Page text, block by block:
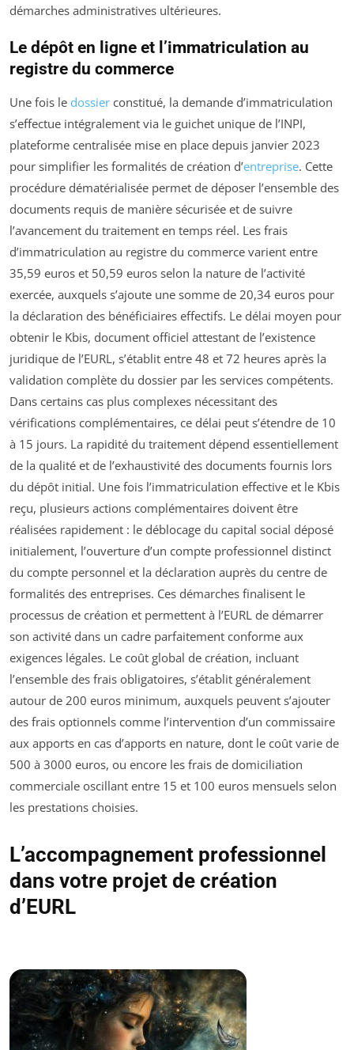
démarches administratives ultérieures.
Le dépôt en ligne et l’immatriculation au
registre du commerce
Une fois le dossier constitué, la demande d’immatriculation
s’effectue intégralement via le guichet unique de l’INPI,
plateforme centralisée mise en place depuis janvier 2023
pour simplifier les formalités de création d’entreprise. Cette
procédure dématérialisée permet de déposer l’ensemble des
documents requis de manière sécurisée et de suivre
l’avancement du traitement en temps réel. Les frais
d’immatriculation au registre du commerce varient entre
35,59 euros et 50,59 euros selon la nature de l’activité
exercée, auxquels s’ajoute une somme de 20,34 euros pour
la déclaration des bénéficiaires effectifs. Le délai moyen pour
obtenir le Kbis, document officiel attestant de l’existence
juridique de l’EURL, s’établit entre 48 et 72 heures après la
validation complète du dossier par les services compétents.
Dans certains cas plus complexes nécessitant des
vérifications complémentaires, ce délai peut s’étendre de 10
à 15 jours. La rapidité du traitement dépend essentiellement
de la qualité et de l’exhaustivité des documents fournis lors
du dépôt initial. Une fois l’immatriculation effective et le Kbis
reçu, plusieurs actions complémentaires doivent être
réalisées rapidement : le déblocage du capital social déposé
initialement, l’ouverture d’un compte professionnel distinct
du compte personnel et la déclaration auprès du centre de
formalités des entreprises. Ces démarches finalisent le
processus de création et permettent à l’EURL de démarrer
son activité dans un cadre parfaitement conforme aux
exigences légales. Le coût global de création, incluant
l’ensemble des frais obligatoires, s’établit généralement
autour de 200 euros minimum, auxquels peuvent s’ajouter
des frais optionnels comme l’intervention d’un commissaire
aux apports en cas d’apports en nature, dont le coût varie de
500 à 3000 euros, ou encore les frais de domiciliation
commerciale oscillant entre 15 et 100 euros mensuels selon
les prestations choisies.
L’accompagnement professionnel
dans votre projet de création
d’EURL